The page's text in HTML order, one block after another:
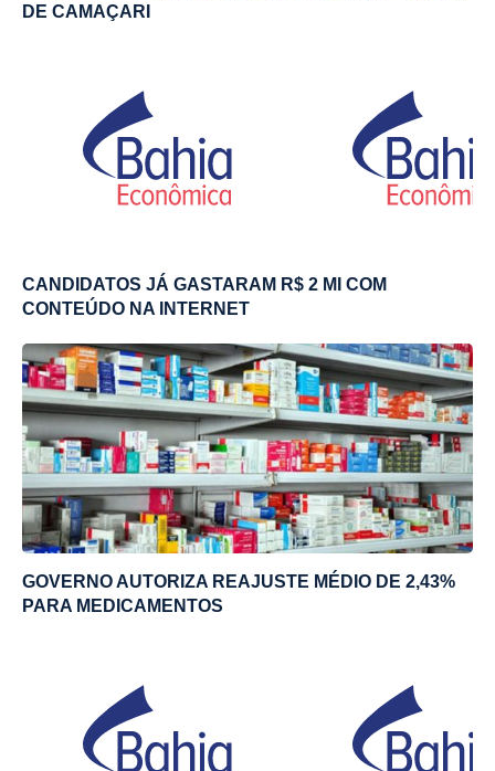
DE CAMAÇARI
CANDIDATOS JÁ GASTARAM R$ 2 MI COM
CONTEÚDO NA INTERNET
GOVERNO AUTORIZA REAJUSTE MÉDIO DE 2,43%
PARA MEDICAMENTOS